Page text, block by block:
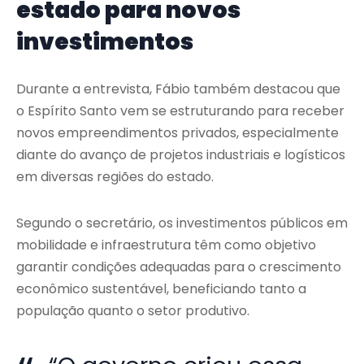
estado para novos
investimentos
Durante a entrevista, Fábio também destacou que
o Espírito Santo vem se estruturando para receber
novos empreendimentos privados, especialmente
diante do avanço de projetos industriais e logísticos
em diversas regiões do estado.
Segundo o secretário, os investimentos públicos em
mobilidade e infraestrutura têm como objetivo
garantir condições adequadas para o crescimento
econômico sustentável, beneficiando tanto a
população quanto o setor produtivo.